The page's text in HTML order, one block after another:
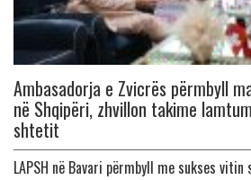
Ambasadorja e Zvicrës përmbyll
në Shqipëri, zhvillon takime
shtetit
LAPSH në Bavari përmbyll me sukses